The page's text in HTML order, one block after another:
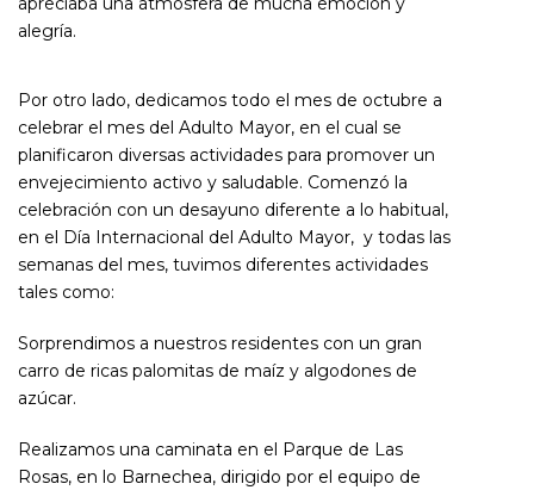
alegría.
Por otro lado, dedicamos todo el mes de octubre a
celebrar el mes del Adulto Mayor, en el cual se
planificaron diversas actividades para promover un
envejecimiento activo y saludable. Comenzó la
celebración con un desayuno diferente a lo habitual,
en el Día Internacional del Adulto Mayor, y todas las
semanas del mes, tuvimos diferentes actividades
tales como:
Sorprendimos a nuestros residentes con un gran
carro de ricas palomitas de maíz y algodones de
azúcar.
Realizamos una caminata en el Parque de Las
Rosas, en lo Barnechea, dirigido por el equipo de